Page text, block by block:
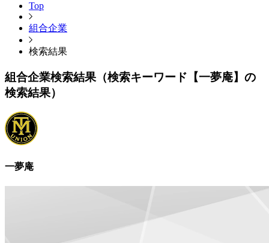
Top
組合企業
検索結果
組合企業検索結果（検索キーワード【一夢庵】の
検索結果）
一夢庵